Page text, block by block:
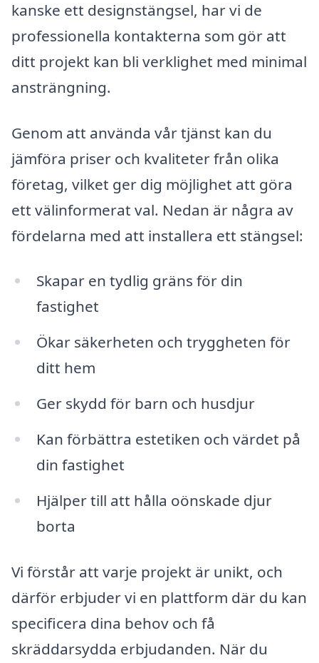
kanske ett designstängsel, har vi de
professionella kontakterna som gör att
ditt projekt kan bli verklighet med minimal
ansträngning.
Genom att använda vår tjänst kan du
jämföra priser och kvaliteter från olika
företag, vilket ger dig möjlighet att göra
ett välinformerat val. Nedan är några av
fördelarna med att installera ett stängsel:
Skapar en tydlig gräns för din
fastighet
Ökar säkerheten och tryggheten för
ditt hem
Ger skydd för barn och husdjur
Kan förbättra estetiken och värdet på
din fastighet
Hjälper till att hålla oönskade djur
borta
Vi förstår att varje projekt är unikt, och
därför erbjuder vi en plattform där du kan
specificera dina behov och få
skräddarsydda erbjudanden. När du